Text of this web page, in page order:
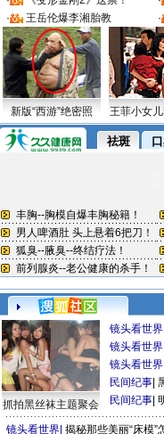
·
王岳伦爆李湘胎教 ·
新版“西游”绝密照 王菲小女
抓拍黑丝袜主题聚会
镜头看世界
镜头看世界
镜头看世界
民间纪事
民间纪事
镜头看世界 揭秘那些美丽“床模”